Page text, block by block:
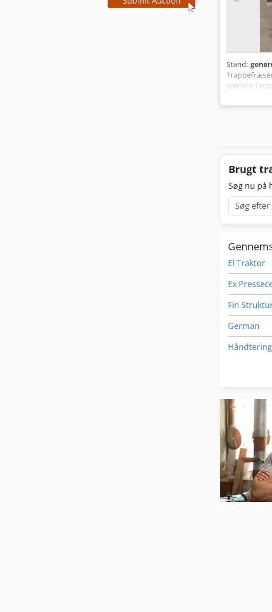
Stand:
stødtrin i
indstille
Brugt
Søg nu på
El Traktor
Ex
Fin
German
Manual
Nøglen Til